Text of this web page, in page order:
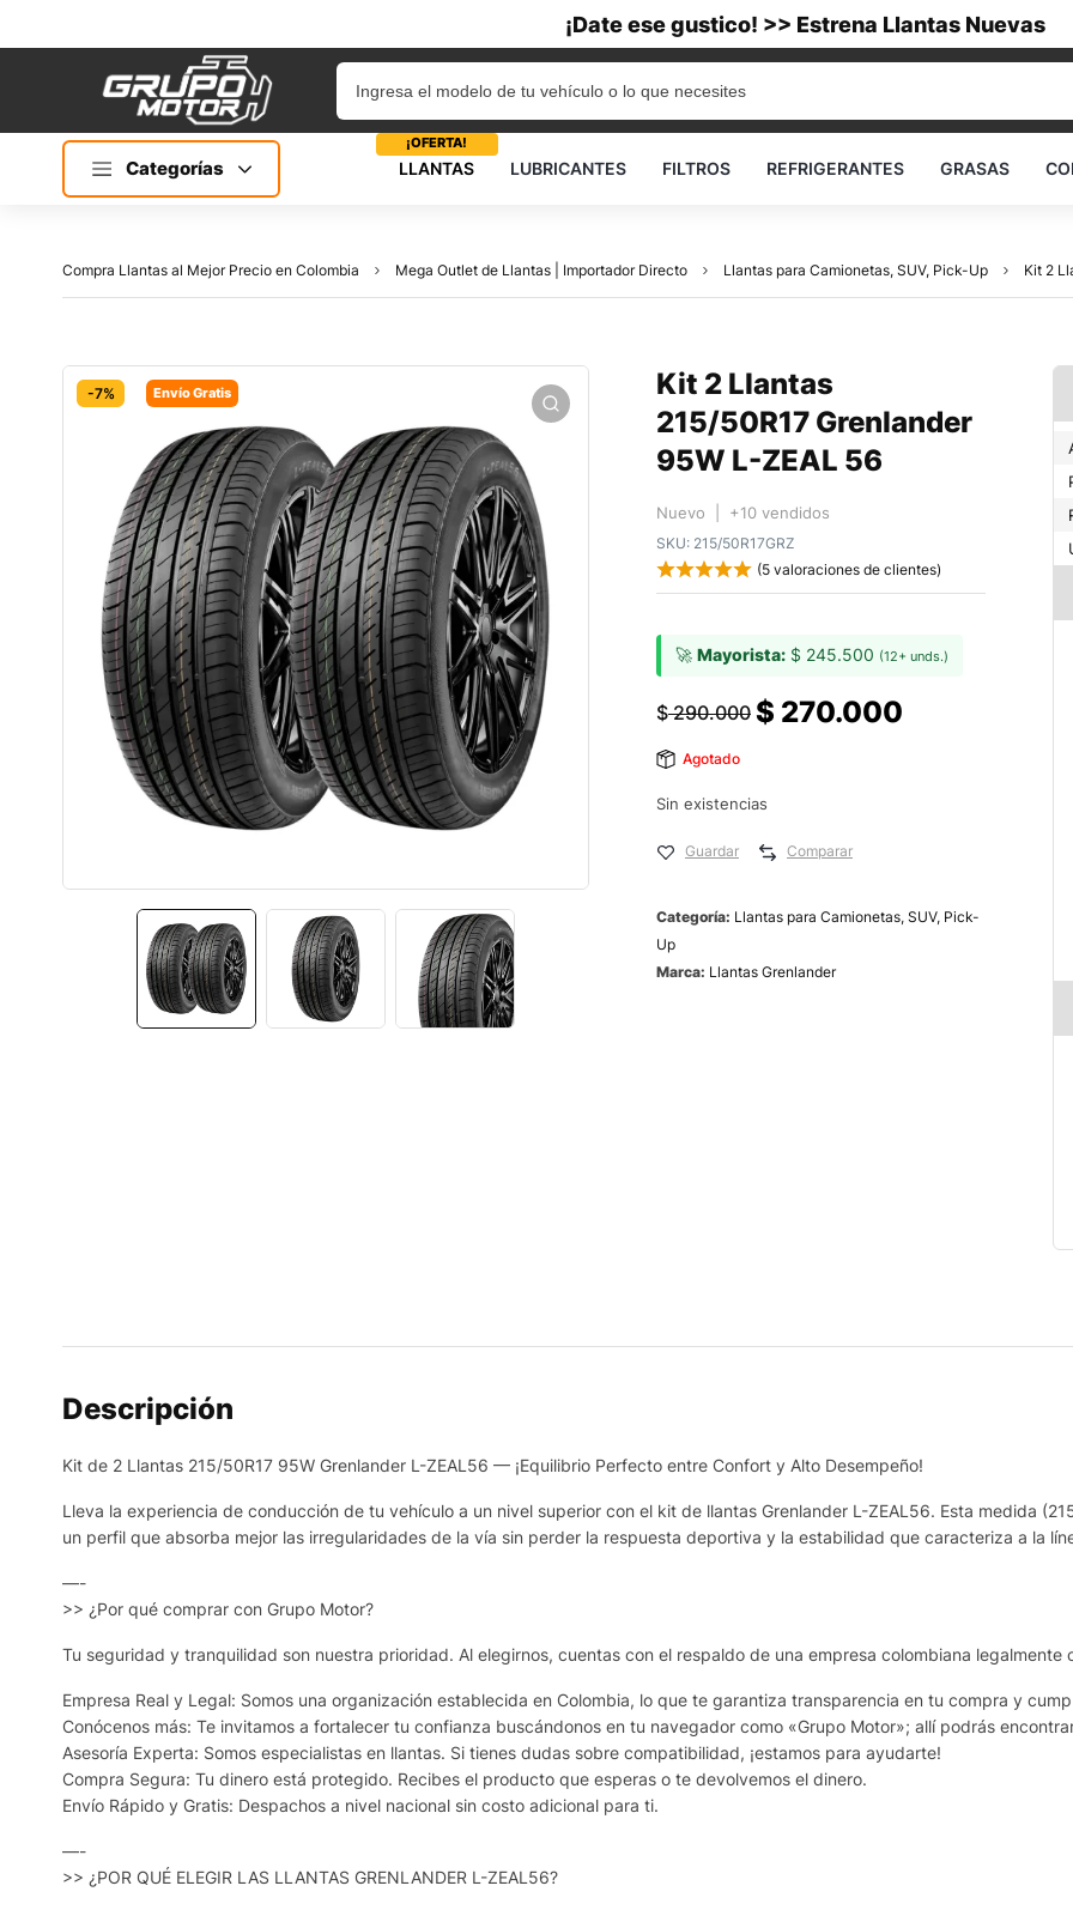
¡Date ese gustico! >> Estrena Llantas Nuevas
Categorías LLANTAS
¡OFERTA!
LUBRICANTES FILTROS REFRIGERANTES GRASAS
Compra Llantas al Mejor Precio en Colombia Mega Outlet de Llantas | Importador Directo Llantas para Camionetas, SUV, Pick-Up Kit 2
-7% Envío Gratis
Kit 2 Llantas
215/50R17 Grenlander
95W L-ZEAL 56
Nuevo | +10 vendidos
SKU: 215/50R17GRZ
(5 valoraciones de clientes)
🚀 Mayorista: $ 245.500 (12+ unds.)
$290.000 $ 270.000
Agotado
Sin existencias
Guardar Comparar
Categoría: Llantas para Camionetas, SUV, Pick-
Up
Marca: Llantas Grenlander
Descripción
Kit de 2 Llantas 215/50R17 95W Grenlander L-ZEAL56 — ¡Equilibrio Perfecto entre Confort y Alto Desempeño!
Lleva la experiencia de conducción de tu vehículo a un nivel superior con el kit de llantas Grenlander L-ZEAL56. Esta medida
un perfil que absorba mejor las irregularidades de la vía sin perder la respuesta deportiva y la estabilidad que caracteriza a la
—-
>> ¿Por qué comprar con Grupo Motor?
Tu seguridad y tranquilidad son nuestra prioridad. Al elegirnos, cuentas con el respaldo de una empresa colombiana legalmente
Empresa Real y Legal: Somos una organización establecida en Colombia, lo que te garantiza transparencia en tu compra y
Conócenos más: Te invitamos a fortalecer tu confianza buscándonos en tu navegador como «Grupo Motor»; allí podrás
Asesoría Experta: Somos especialistas en llantas. Si tienes dudas sobre compatibilidad, ¡estamos para ayudarte!
Compra Segura: Tu dinero está protegido. Recibes el producto que esperas o te devolvemos el dinero.
Envío Rápido y Gratis: Despachos a nivel nacional sin costo adicional para ti.
—-
>> ¿POR QUÉ ELEGIR LAS LLANTAS GRENLANDER L-ZEAL56?